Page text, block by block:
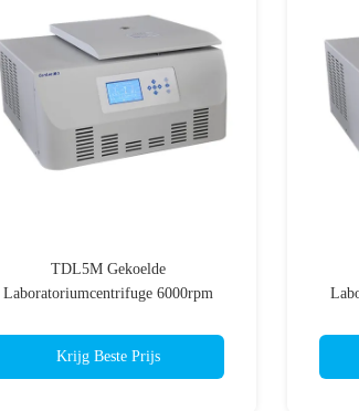
TDL5M Gekoelde
Laboratoriumcentrifuge 6000rpm
Krijg Beste Prijs